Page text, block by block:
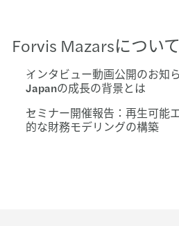
Forvis Mazarsについて
インタビュー動画公開のお知
Japanの成長の背景とは
セミナー開催報告：再生可能
的な財務モデリングの構築